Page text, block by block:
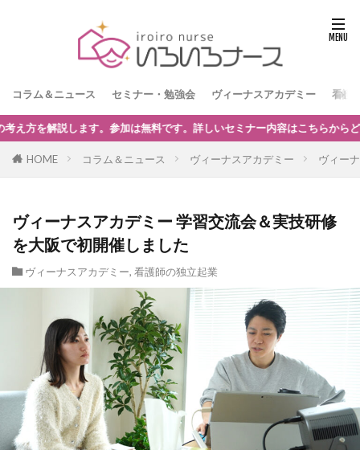
コラム＆ニュース セミナー・勉強会 ヴィーナスアカデミー 看護
うぞ。
HOME コラム＆ニュース ヴィーナスアカデミー ヴィー
ヴィーナスアカデミー 学習交流会＆実技研修
を大阪で初開催しました
ヴィーナスアカデミー, 看護師の独立起業